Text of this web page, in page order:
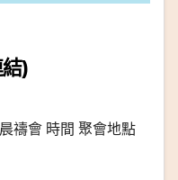
)
禱會 時間 聚會地點